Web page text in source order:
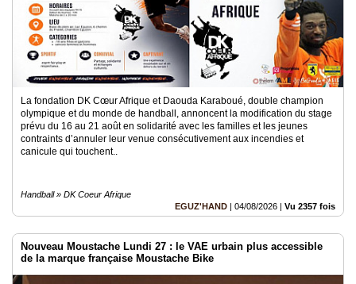
Inscription
annuaire
Accès
éditeur
La fondation DK Cœur Afrique et Daouda Karaboué, double champion
olympique et du monde de handball, annoncent la modification du stage
prévu du 16 au 21 août en solidarité avec les familles et les jeunes
contraints d’annuler leur venue consécutivement aux incendies et
canicule qui touchent..
Handball » DK Coeur Afrique
EGUZ'HAND | 04/08/2026 | Vu 2357 fois
Nouveau Moustache Lundi 27 : le VAE urbain plus accessible
de la marque française Moustache Bike